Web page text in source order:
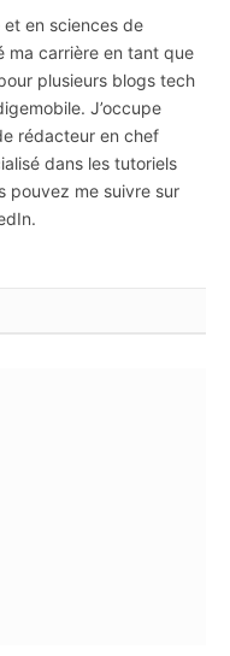
et en sciences de
ma carrière en tant que
plusieurs blogs tech
J’occupe
rédacteur en chef
dans les tutoriels
pouvez me suivre sur